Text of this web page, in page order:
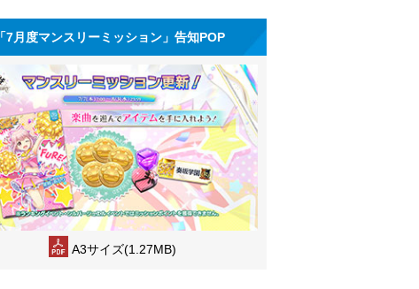
「7月度マンスリーミッション」告知POP
A3サイズ(1.27MB)